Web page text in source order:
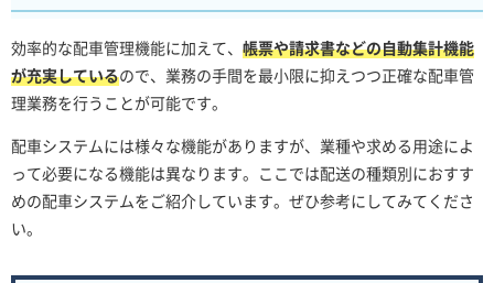
効率的な配車管理機能に加えて、 帳票や請求書などの自動集計機能
が充実しているので、業務の手間を最小限に抑えつつ正確な配車管
理業務を行うことが可能です。
配車システムには様々な機能がありますが、業種や求める用途によ
って必要になる機能は異なります。ここでは配送の種類別におすす
めの配車システムをご紹介しています。ぜひ参考にしてみてくださ
い。